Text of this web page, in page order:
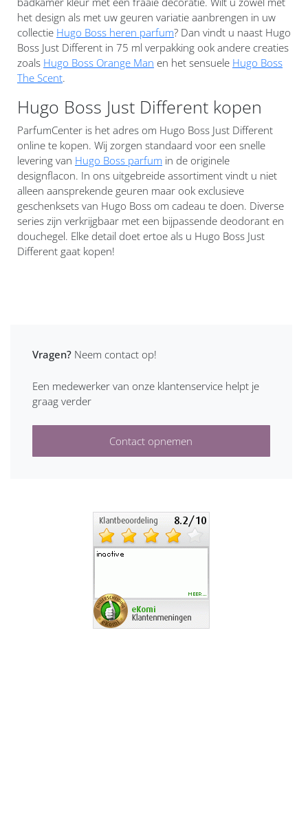
het design als met uw geuren variatie aanbrengen in uw
collectie Hugo Boss heren parfum? Dan vindt u naast Hugo
Boss Just Different in 75 ml verpakking ook andere creaties
zoals Hugo Boss Orange Man en het sensuele Hugo Boss
The Scent.
Hugo Boss Just Different kopen
ParfumCenter is het adres om Hugo Boss Just Different
online te kopen. Wij zorgen standaard voor een snelle
levering van Hugo Boss parfum in de originele
designflacon. In ons uitgebreide assortiment vindt u niet
alleen aansprekende geuren maar ook exclusieve
geschenksets van Hugo Boss om cadeau te doen. Diverse
series zijn verkrijgbaar met een bijpassende deodorant en
douchegel. Elke detail doet ertoe als u Hugo Boss Just
Different gaat kopen!
Vragen? Neem contact op!
Een medewerker van onze klantenservice helpt je
graag verder
Contact opnemen